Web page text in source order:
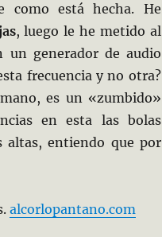
como está hecha. He
, luego le he metido al
un generador de audio
frecuencia y no otra?
es un «zumbido»
en esta las bolas
altas, entiendo que por
alcorlopantano.com